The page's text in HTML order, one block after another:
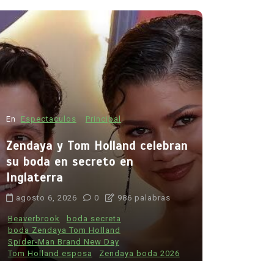
En Principal
Muchos fumadores aún
desconocen los riesgos del
tabaco: estudio revela
preocupante falta de